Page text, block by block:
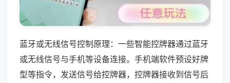
蓝牙或无线信号控制原理：一些智能控牌器通过蓝牙
或无线信号与手机等设备连接。手机端软件预设好牌
型等指令，发送信号给控牌器，控牌器接收到信号后